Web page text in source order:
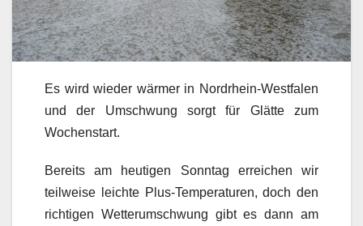
Es wird wieder wärmer in Nordrhein-Westfalen
und der Umschwung sorgt für Glätte zum
Wochenstart.
Bereits am heutigen Sonntag erreichen wir
teilweise leichte Plus-Temperaturen, doch den
richtigen Wetterumschwung gibt es dann am